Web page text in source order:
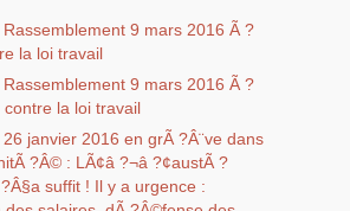
Rassemblement 9 mars 2016 Ã ?
la loi travail
Rassemblement 9 mars 2016 Ã ?
la loi travail
26 janvier 2016 en grÃ ?Â¨ve dans
?Â© : LÃ¢â ?¬â ?¢austÃ ?
suffit ! Il y a urgence :